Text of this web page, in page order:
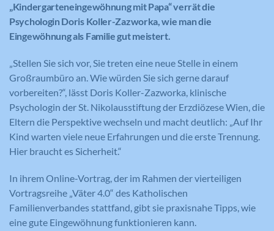
„Kindergarteneingewöhnung mit Papa“ verrät die
Psychologin Doris Koller-Zazworka, wie man die
Eingewöhnung als Familie gut meistert.
„Stellen Sie sich vor, Sie treten eine neue Stelle in einem
Großraumbüro an. Wie würden Sie sich gerne darauf
vorbereiten?“, lässt Doris Koller-Zazworka, klinische
Psychologin der St. Nikolausstiftung der Erzdiözese Wien, die
Eltern die Perspektive wechseln und macht deutlich: „Auf Ihr
Kind warten viele neue Erfahrungen und die erste Trennung.
Hier braucht es Sicherheit.“
In ihrem Online-Vortrag, der im Rahmen der vierteiligen
Vortragsreihe „Väter 4.0“ des Katholischen
Familienverbandes stattfand, gibt sie praxisnahe Tipps, wie
eine gute Eingewöhnung funktionieren kann.